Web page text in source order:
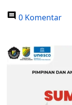
0 Komentar